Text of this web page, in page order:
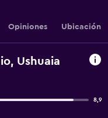
Opiniones Ubicación
Ushuaia
8,9